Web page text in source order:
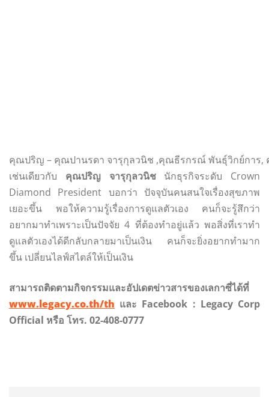
คุณปริญ – คุณปานรดา จารุกุลวนิช ,คุณธีรกรณ์ พันธุ์วิกย์การ
เช่นเดียวกับ คุณปริญ จารุกุลวนิชนักธุรกิจระดับ Crown
Diamond President บอกว่า ปัจจุบันคนสนใจเรื่องสุขภาพ
เยอะขึ้น พอให้ความรู้เรื่องการดูแลตัวเอง คนก็จะรู้สึกว่า
อยากมาทำเพราะเป็นปัจจัย 4 ที่ต้องทำอยู่แล้ว พอสิ่งที่เราทำ
ดูแลตัวเองได้ดีกลับกลายมาเป็นเงิน คนก็จะยิ่งอยากทำมาก
ขึ้น เปลี่ยนไลฟ์สไตล์ให้เป็นเงิน
สามารถติดตามกิจกรรมและอัปเดตข่าวสารของเลกาซี่ได้ที่
www.legacy.co.th/th และ Facebook : Legacy Corp
Official หรือ โทร. 02-408-0777